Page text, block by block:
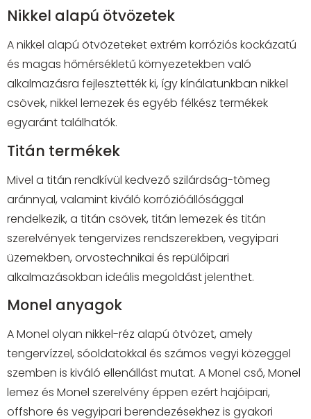
Nikkel alapú ötvözetek
A nikkel alapú ötvözeteket extrém korróziós kockázatú
és magas hőmérsékletű környezetekben való
alkalmazásra fejlesztették ki, így kínálatunkban nikkel
csövek, nikkel lemezek és egyéb félkész termékek
egyaránt találhatók.
Titán termékek
Mivel a titán rendkívül kedvező szilárdság-tömeg
aránnyal, valamint kiváló korrózióállósággal
rendelkezik, a titán csövek, titán lemezek és titán
szerelvények tengervizes rendszerekben, vegyipari
üzemekben, orvostechnikai és repülőipari
alkalmazásokban ideális megoldást jelenthet.
Monel anyagok
A Monel olyan nikkel-réz alapú ötvözet, amely
tengervízzel, sóoldatokkal és számos vegyi közeggel
szemben is kiváló ellenállást mutat. A Monel cső, Monel
lemez és Monel szerelvény éppen ezért hajóipari,
offshore és vegyipari berendezésekhez is gyakori